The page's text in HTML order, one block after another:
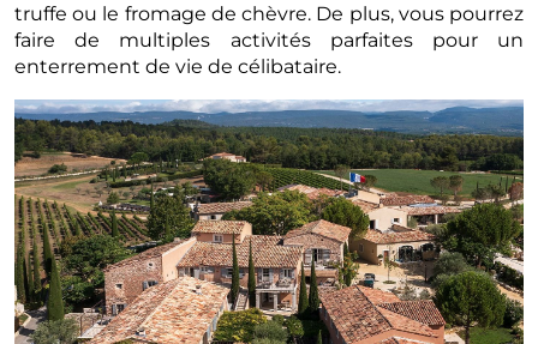
truffe ou le fromage de chèvre. De plus, vous pourrez
faire de multiples activités parfaites pour un
enterrement de vie de célibataire.